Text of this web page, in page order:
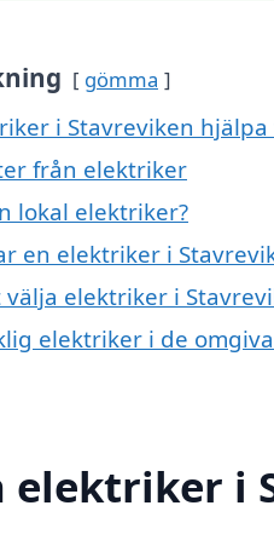
gömma
i Stavreviken
från elektriker
lokal elektriker?
en elektriker i
elektriker i
elektriker i de
elektriker i